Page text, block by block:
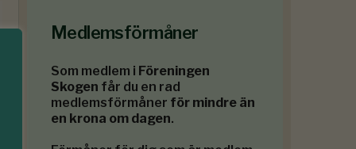
Medlemsförmåner
Som medlem i Föreningen
Skogen får du en rad
medlemsförmåner för mindre än
en krona om dagen.